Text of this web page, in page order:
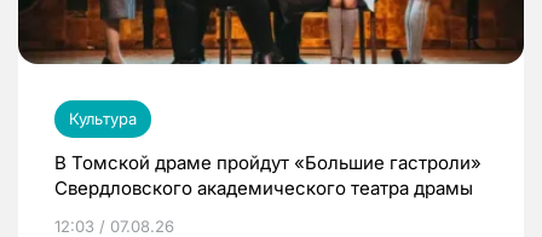
Культура
В Томской драме пройдут «Большие гастроли»
Свердловского академического театра драмы
12:03 / 07.08.26